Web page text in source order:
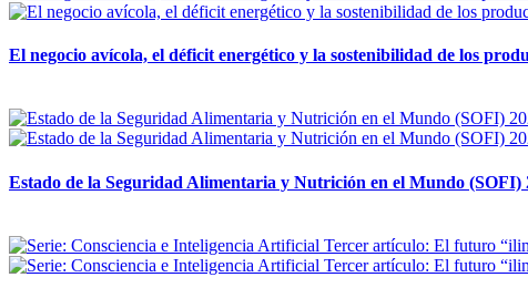
El negocio avícola, el déficit energético y la sostenibilidad de los
Estado de la Seguridad Alimentaria y Nutrición en el Mundo (SOFI)